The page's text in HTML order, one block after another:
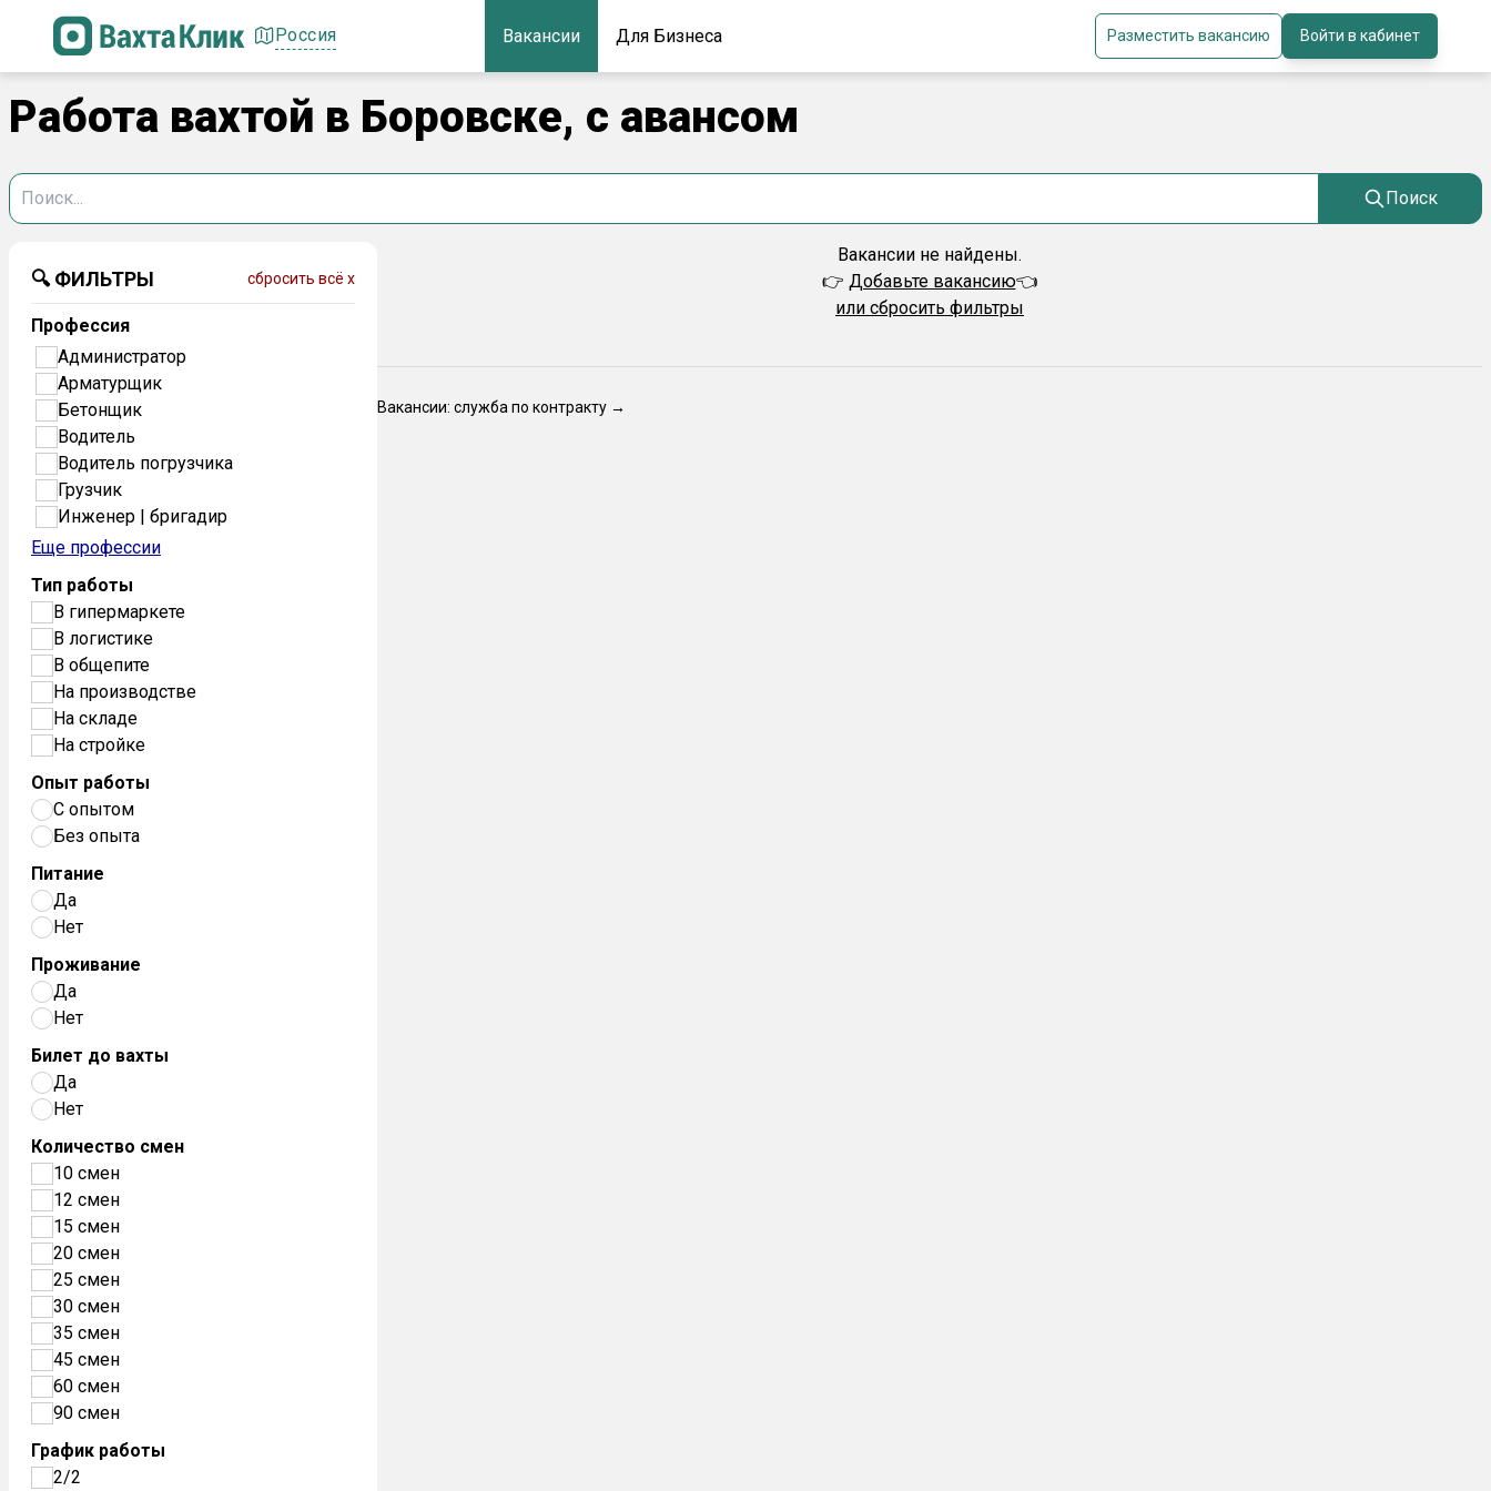
Россия Вакансии Для Бизнеса Разместить вакансию Войти в кабинет
Работа вахтой в Боровске, с авансом
Поиск
🔍 ФИЛЬТРЫ сбросить всё x
Профессия
Администратор
Арматурщик
Бетонщик
Водитель
Водитель погрузчика
Грузчик
Инженер | бригадир
Еще профессии
Тип работы
В гипермаркете
В логистике
В общепите
На производстве
На складе
На стройке
Опыт работы
С опытом
Без опыта
Питание
Да
Нет
Проживание
Да
Нет
Билет до вахты
Да
Нет
Количество смен
10 смен
12 смен
15 смен
20 смен
25 смен
30 смен
35 смен
45 смен
60 смен
90 смен
График работы
2/2
Вакансии не найдены.
👉 Добавьте вакансию👈
или сбросить фильтры
Вакансии: служба по контракту →